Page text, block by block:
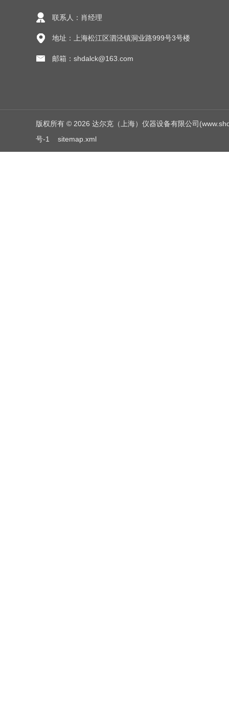
联系人：肖经理
地址：上海松江区泗泾镇洞业路999号3号楼
邮箱：shdalck@163.com
版权所有 © 2026 达尔克（上海）仪器设备有限公司
号-1
sitemap.xml